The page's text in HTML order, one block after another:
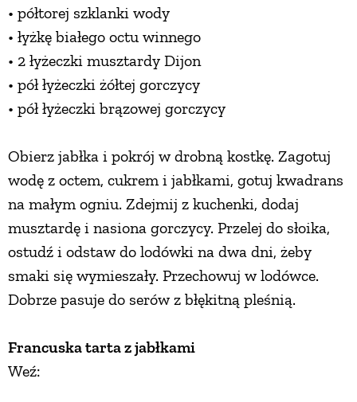
• półtorej szklanki wody
• łyżkę białego octu winnego
• 2 łyżeczki musztardy Dijon
• pół łyżeczki żółtej gorczycy
• pół łyżeczki brązowej gorczycy
Obierz jabłka i pokrój w drobną kostkę. Zagotuj
wodę z octem, cukrem i jabłkami, gotuj kwadrans
na małym ogniu. Zdejmij z kuchenki, dodaj
musztardę i nasiona gorczycy. Przelej do słoika,
ostudź i odstaw do lodówki na dwa dni, żeby
smaki się wymieszały. Przechowuj w lodówce.
Dobrze pasuje do serów z błękitną pleśnią.
Francuska tarta z jabłkami
Weź: